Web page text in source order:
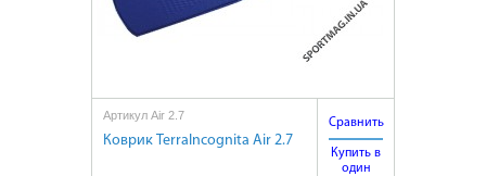
Артикул Air 2.7
Коврик TerraIncognita Air 2.7
Сравнить
Купить в
один